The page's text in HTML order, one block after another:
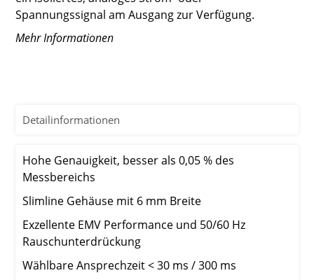
Spannungssignal am Ausgang zur Verfügung.
Mehr Informationen
Detailinformationen
Hohe Genauigkeit, besser als 0,05 % des
Messbereichs
Slimline Gehäuse mit 6 mm Breite
Exzellente EMV Performance und 50/60 Hz
Rauschunterdrückung
Wählbare Ansprechzeit < 30 ms / 300 ms